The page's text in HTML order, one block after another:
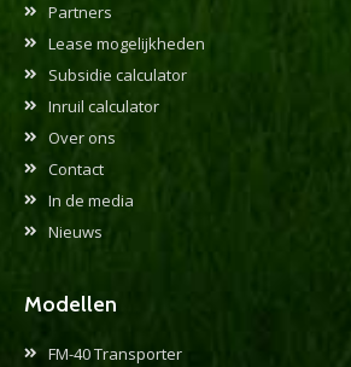
Partners
Lease mogelijkheden
Subsidie calculator
Inruil calculator
Over ons
Contact
In de media
Nieuws
Modellen
FM-40 Transporter